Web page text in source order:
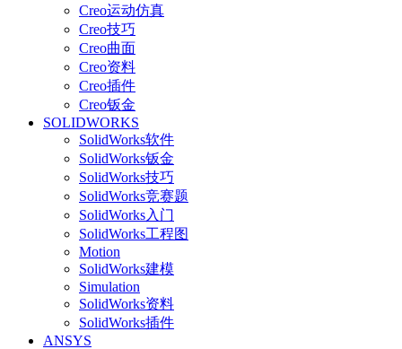
Creo运动仿真
Creo技巧
Creo曲面
Creo资料
Creo插件
Creo钣金
SOLIDWORKS
SolidWorks软件
SolidWorks钣金
SolidWorks技巧
SolidWorks竞赛题
SolidWorks入门
SolidWorks工程图
Motion
SolidWorks建模
Simulation
SolidWorks资料
SolidWorks插件
ANSYS